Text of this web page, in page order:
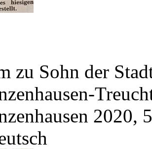
zu Sohn der
2020, 5